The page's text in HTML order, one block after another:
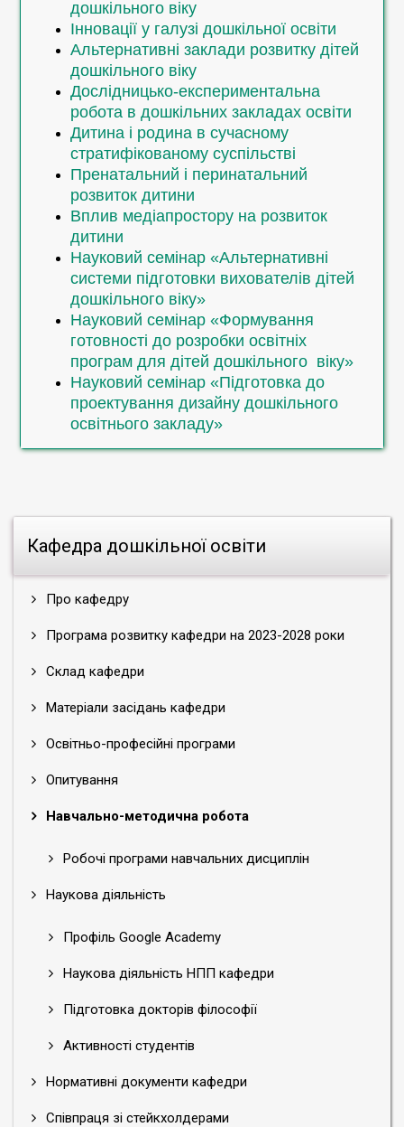
Кафедра дошкільної освіти
Про кафедру
Програма розвитку кафедри на 2023-2028 роки
Склад кафедри
Матеріали засідань кафедри
Освітньо-професійні програми
Опитування
Навчально-методична робота
Робочі програми навчальних дисциплін
Наукова діяльність
Профіль Google Academy
Наукова діяльність НПП кафедри
Підготовка докторів філософії
Активності студентів
Нормативні документи кафедри
Співпраця зі стейкхолдерами
методикою навчання
Інфомедійна грамотність
Перший (бакалаврський) рівень (ОПП 2023
р. термін навчання 2р.10 міс.)
Профайлінг у педагогічній
діяльності: практикум
Інфомедійна грамотність
Благополуччя дітей і педагогів:
дієві інструменти та практики
психосоціальної підтримки
Гендерні студії
Профайлінг у педагогічній
діяльності: практикум
Психологічні ресурси особистості у
складних життєвих умовах
Міжкультурна комунікація
Практика усвідомленого читання
Гендерні студії (Gender study)»
дошкільного віку
Інновації у галузі дошкільної освіти
Альтернативні заклади розвитку дітей
дошкільного віку
Дослідницько-експериментальна
робота в дошкільних закладах освіти
Дитина і родина в сучасному
стратифікованому суспільстві
Пренатальний і перинатальний
розвиток дитини
Вплив медіапростору на розвиток
дитини
Науковий семінар «Альтернативні
системи підготовки вихователів дітей
дошкільного віку»
Науковий семінар «Формування
готовності до розробки освітніх
програм для дітей дошкільного віку»
Науковий семінар «Підготовка до
проектування дизайну дошкільного
освітнього закладу»